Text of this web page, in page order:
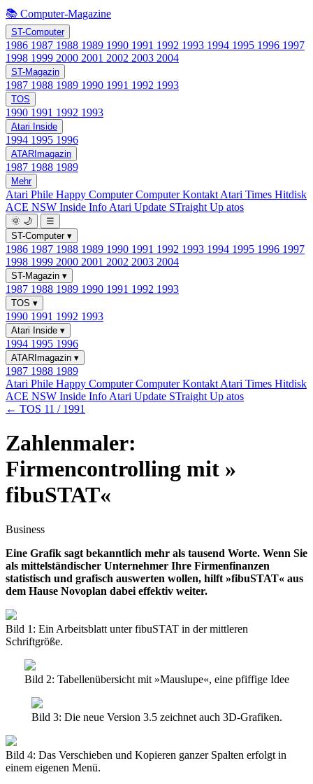
📚 Computer-Magazine
ST-Computer
1986 1987 1988 1989 1990 1991 1992 1993 1994 1995 1996 1997
1998 1999 2000 2001 2002 2003 2004
ST-Magazin
1987 1988 1989 1990 1991 1992 1993
TOS
1990 1991 1992 1993
Atari Inside
1994 1995 1996
ATARImagazin
1987 1988 1989
Mehr
Atari Phile Happy ComputerComputer Kontakt Atari Times Hitdisk
ACE NSW Inside Info Atari Update STraight Up atos
🌞 🌙
☰
ST-Computer ▾
1986 1987 1988 1989 1990 1991 1992 1993 1994 1995 1996 1997
1998 1999 2000 2001 2002 2003 2004
ST-Magazin ▾
1987 1988 1989 1990 1991 1992 1993
TOS ▾
1990 1991 1992 1993
Atari Inside ▾
1994 1995 1996
ATARImagazin ▾
1987 1988 1989
Atari Phile Happy ComputerComputer Kontakt Atari Times Hitdisk
ACE NSW Inside Info Atari Update STraight Up atos
← TOS 11 / 1991
Zahlenmaler:
Firmencontrolling mit »
fibuSTAT«
Business
Eine Grafik sagt bekanntlich mehr als tausend Worte. Wenn Sie
als mittelständischer Unternehmer Ihre Firmenfinanzen
statistisch und grafisch auswerten wollen, hilft »fibuSTAT« aus
dem Hause Novoplan dabei effektiv weiter.
Bild 1: Ein Arbeitsblatt unter fibuSTAT in der mittleren
Schriftgröße.
Bild 2: Tabellenübersicht mit »Mauslupe«, eine pfiffige Idee
Bild 3: Die neue Version 3.5 zeichnet auch 3D-Grafiken.
Bild 4: Das Verschieben und Kopieren ganzer Spalten erfolgt in
einem eigenen Menü.